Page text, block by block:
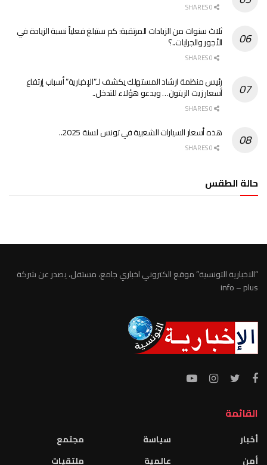
ثلاث سنوات من الزيادات المرتقبة: كم ستبلغ فعلياً نسبة الزيادة في
الأجور والجرايات..؟
رئيس منظمة ارشاد المستهلك يكشف لـ”الإخبارية” أسباب إرتفاع
أسعار زيت الزيتون… ويدعو هؤلاء للتدخل..
هذه أسعار السيارات الشعبية في تونس لسنة 2025..
حالة الطقس
“الاخبارية التونسية” موقع الكتروني اخباري جامع، مستقل، يصدر عن شركة
info – plus
القائمة
أخبار
أمن
سياسة
عالمية
مجتمع
ملتقيات